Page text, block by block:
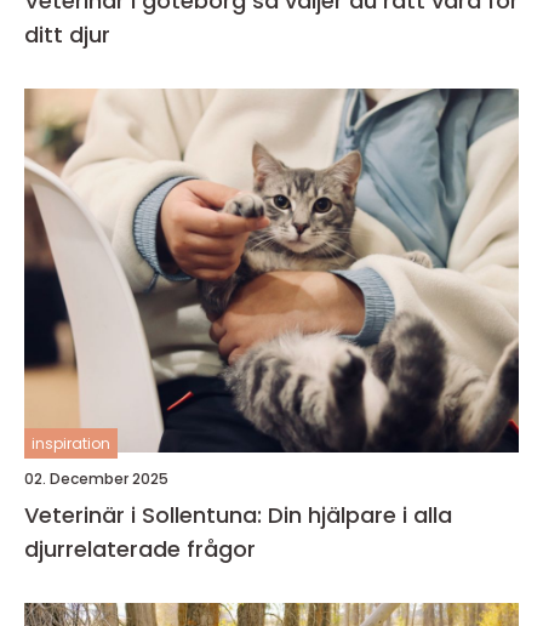
ditt djur
inspiration
02. December 2025
Veterinär i Sollentuna: Din hjälpare i alla
djurrelaterade frågor